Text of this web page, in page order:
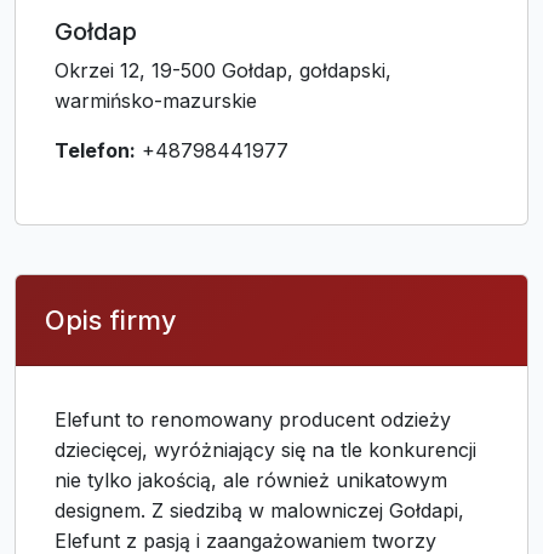
Gołdap
Okrzei 12, 19-500 Gołdap, gołdapski,
warmińsko-mazurskie
Telefon: +48798441977
Opis firmy
Elefunt to renomowany producent odzieży
dziecięcej, wyróżniający się na tle konkurencji
nie tylko jakością, ale również unikatowym
designem. Z siedzibą w malowniczej Gołdapi,
Elefunt z pasją i zaangażowaniem tworzy